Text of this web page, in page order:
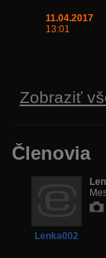
11.04.2017
13:01
Zobraziť
Členovia
Lenka002